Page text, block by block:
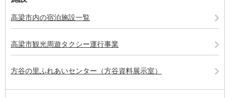
高梁市内の宿泊施設一覧
高梁市観光周遊タクシー運行事業
方谷の里ふれあいセンター（方谷資料展示室）